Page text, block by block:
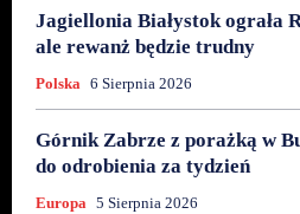
Jagiellonia Białystok ograła
ale rewanż będzie trudny
Polska 6 Sierpnia 2026
Górnik Zabrze z porażką w
do odrobienia za tydzień
Europa 5 Sierpnia 2026